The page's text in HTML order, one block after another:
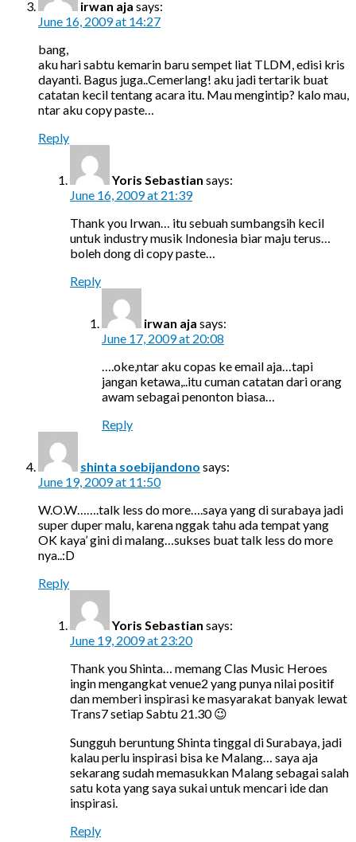
irwan aja says:
June 16, 2009 at 14:27
bang,
aku hari sabtu kemarin baru sempet liat TLDM, edisi kris
dayanti. Bagus juga..Cemerlang! aku jadi tertarik buat
catatan kecil tentang acara itu. Mau mengintip? kalo mau,
ntar aku copy paste…
Reply
Yoris Sebastian says:
June 16, 2009 at 21:39
Thank you Irwan… itu sebuah sumbangsih kecil
untuk industry musik Indonesia biar maju terus…
boleh dong di copy paste…
Reply
irwan aja says:
June 17, 2009 at 20:08
….oke,ntar aku copas ke email aja…tapi
jangan ketawa,..itu cuman catatan dari orang
awam sebagai penonton biasa…
Reply
shinta soebijandono says:
June 19, 2009 at 11:50
W.O.W…….talk less do more….saya yang di surabaya jadi
super duper malu, karena nggak tahu ada tempat yang
OK kaya’ gini di malang…sukses buat talk less do more
nya..:D
Reply
Yoris Sebastian says:
June 19, 2009 at 23:20
Thank you Shinta… memang Clas Music Heroes
ingin mengangkat venue2 yang punya nilai positif
dan memberi inspirasi ke masyarakat banyak lewat
Trans7 setiap Sabtu 21.30 😉
Sungguh beruntung Shinta tinggal di Surabaya, jadi
kalau perlu inspirasi bisa ke Malang… saya aja
sekarang sudah memasukkan Malang sebagai salah
satu kota yang saya sukai untuk mencari ide dan
inspirasi.
Reply